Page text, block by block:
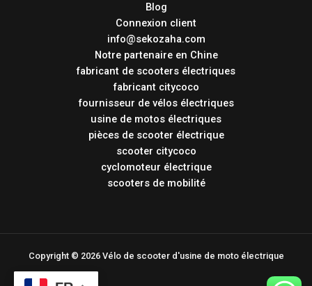
Blog
Connexion client
info@sekozaha.com
Notre partenaire en Chine
fabricant de scooters électriques
fabricant citycoco
fournisseur de vélos électriques
usine de motos électriques
pièces de scooter électrique
scooter citycoco
cyclomoteur électrique
scooters de mobilité
Copyright © 2026 Vélo de scooter d'usine de moto électrique